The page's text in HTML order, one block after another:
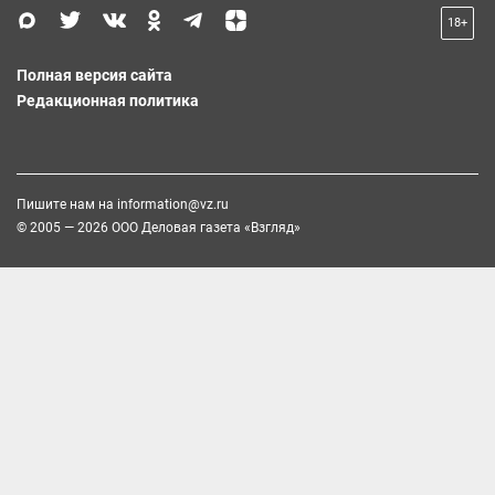
18+
Полная версия сайта
Редакционная политика
Пишите нам на information@vz.ru
© 2005 — 2026 ООО Деловая газета «Взгляд»